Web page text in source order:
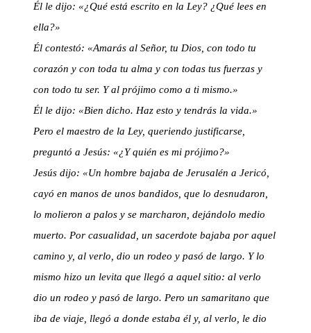
Él le dijo: «¿Qué está escrito en la Ley? ¿Qué lees en
ella?»
Él contestó: «Amarás al Señor, tu Dios, con todo tu
corazón y con toda tu alma y con todas tus fuerzas y
con todo tu ser. Y al prójimo como a ti mismo.»
Él le dijo: «Bien dicho. Haz esto y tendrás la vida.»
Pero el maestro de la Ley, queriendo justificarse,
preguntó a Jesús: «¿Y quién es mi prójimo?»
Jesús dijo: «Un hombre bajaba de Jerusalén a Jericó,
cayó en manos de unos bandidos, que lo desnudaron,
lo molieron a palos y se marcharon, dejándolo medio
muerto. Por casualidad, un sacerdote bajaba por aquel
camino y, al verlo, dio un rodeo y pasó de largo. Y lo
mismo hizo un levita que llegó a aquel sitio: al verlo
dio un rodeo y pasó de largo. Pero un samaritano que
iba de viaje, llegó a donde estaba él y, al verlo, le dio